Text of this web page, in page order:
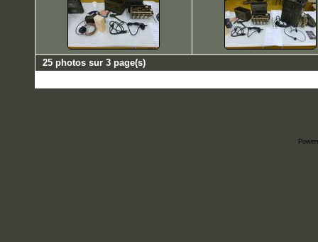
25 photos sur 3 page(s)